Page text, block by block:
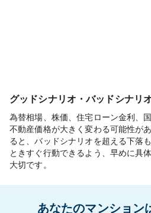
グッドシナリオ・バッドシナリ
為替相場、株価、住宅ローン金利、
不動産価格が大きく変わる可能性が
ると、バッドシナリオを超える下落
ときすぐ行動できるよう、早めに具
大切です。
あなたのマンション